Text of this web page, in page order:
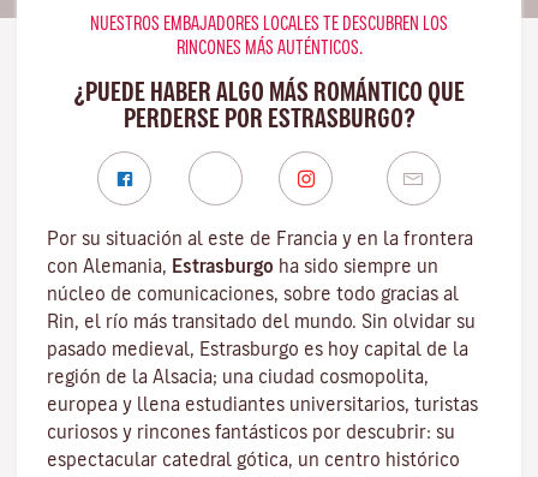
NUESTROS EMBAJADORES LOCALES TE DESCUBREN LOS
RINCONES MÁS AUTÉNTICOS.
¿PUEDE HABER ALGO MÁS ROMÁNTICO QUE
PERDERSE POR ESTRASBURGO?
Por su situación al este de Francia y en la frontera
con Alemania, Estrasburgo ha sido siempre un
núcleo de comunicaciones, sobre todo gracias al
Rin, el río más transitado del mundo. Sin olvidar su
pasado medieval, Estrasburgo es hoy capital de la
región de la Alsacia; una ciudad cosmopolita,
europea y llena estudiantes universitarios, turistas
curiosos y rincones fantásticos por descubrir: su
espectacular catedral gótica, un centro histórico